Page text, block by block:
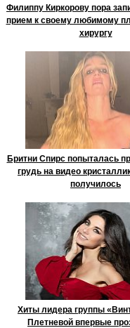
Филиппу Киркорову пора
прием к своему любимому
хирургу
Бритни Спирс попыталась
грудь на видео
получилось
Хиты лидера группы
Плетневой впервые